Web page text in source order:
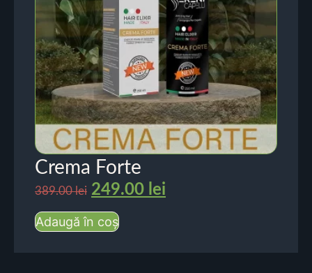
Crema Forte
389.00lei 249.00 lei
Adaugă în coș